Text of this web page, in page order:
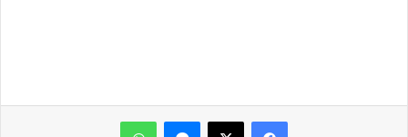
ماسنجر واتساب